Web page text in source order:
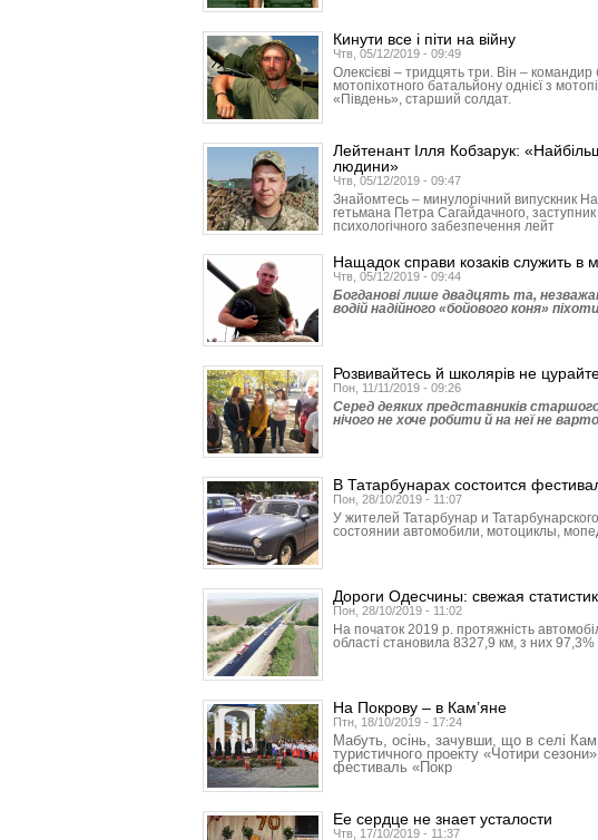
Кинути все і піти на війну
Чтв, 05/12/2019 - 09:49
Олексієві – тридцять три. Він –
мотопіхотного батальйону однієї з
«Південь», старший солдат.
Лейтенант Ілля Кобзарук:
людини»
Чтв, 05/12/2019 - 09:47
Знайомтесь – минулорічний випускник
гетьмана Петра Сагайдачного,
психологічного забезпечення лейт
Нащадок справи козаків служить в
Чтв, 05/12/2019 - 09:44
Богданові лише двадцять та,
водій надійного «бойового коня»
Розвивайтесь й школярів не
Пон, 11/11/2019 - 09:26
Серед деяких представників
нічого не хоче робити й на неї не
В Татарбунарах состоится
Пон, 28/10/2019 - 11:07
У жителей Татар­бунар и
состоянии автомобили, мотоциклы,
Дороги Одесчины: свежая
Пон, 28/10/2019 - 11:02
На початок 2019 р. протяжність
області становила 8327,9 км, з них
На Покрову – в Кам’яне
Птн, 18/10/2019 - 17:24
Мабуть, осінь, зачувши, що в селі
туристичного проекту «Чотири
фестиваль «Покр
Ее сердце не знает усталости
Чтв, 17/10/2019 - 11:37